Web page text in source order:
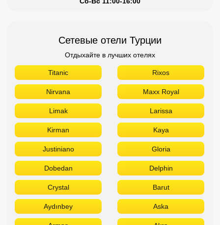
Justiniano Gloria
Dobedan Delphin
Crystal Barut
Aydınbey Aska
Armas Akra
Akka
Сетевые отели Египта
Отдыхайте в лучших отелях